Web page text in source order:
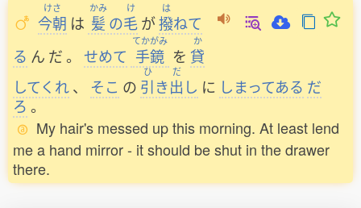
けさ
今朝 は
かみ
髪 の
け
毛が
は
撥ねて
る ん だ。 せめて
てかがみ
手鏡 を
か
貸
してくれ、 そこ の
ひ
引き
だ
出 し に しまってある だ
ろ。
My hair's messed up this morning. At least lend
me a hand mirror - it should be shut in the drawer
there.